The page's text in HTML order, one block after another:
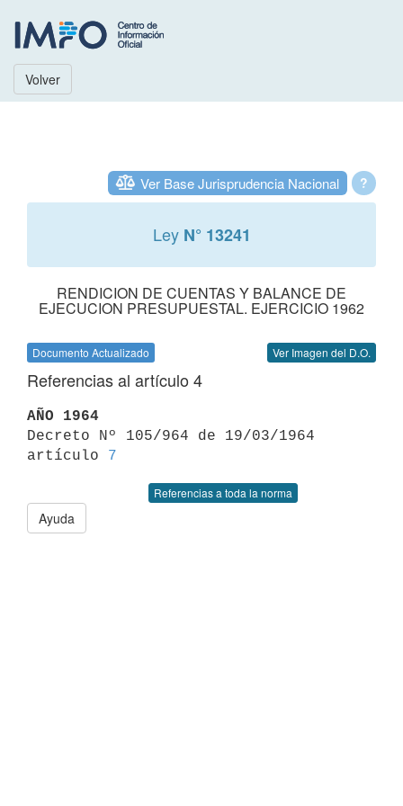
Volver
?
Ver Base Jurisprudencia Nacional
Ley N° 13241
RENDICION DE CUENTAS Y BALANCE DE
EJECUCION PRESUPUESTAL. EJERCICIO 1962
Documento Actualizado Ver Imagen del D.O.
Referencias al artículo 4
AÑO 1964
Decreto Nº 105/964 de 19/03/1964
artículo 7
Referencias a toda la norma
Ayuda